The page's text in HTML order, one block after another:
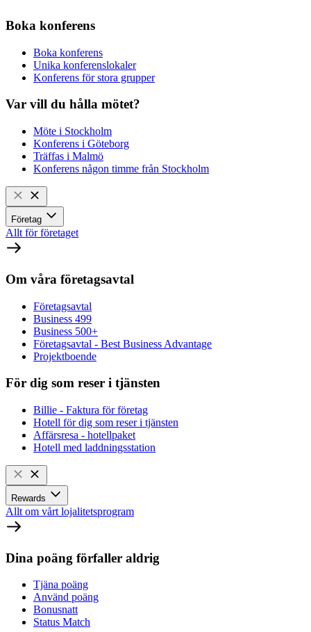
Boka konferens
Boka konferens
Unika konferenslokaler
Konferens för stora grupper
Var vill du hålla mötet?
Möte i Stockholm
Konferens i Göteborg
Träffas i Malmö
Konferens någon timme från Stockholm
Företag
Allt för företaget
Om våra företagsavtal
Företagsavtal
Business 499
Business 500+
Företagsavtal - Best Business Advantage
Projektboende
För dig som reser i tjänsten
Billie - Faktura för företag
Hotell för dig som reser i tjänsten
Affärsresa - hotellpaket
Hotell med laddningsstation
Rewards
Allt om vårt lojalitetsprogram
Dina poäng förfaller aldrig
Tjäna poäng
Använd poäng
Bonusnatt
Status Match